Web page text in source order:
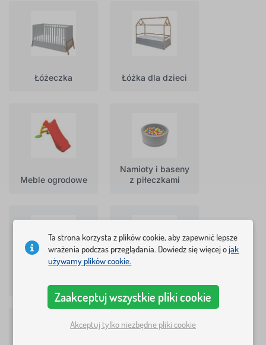
Łóżeczka Łóżka dla dzieci
Meble ogrodowe
Namioty i baseny
z piłeczkami
Ta strona korzysta z plików cookie, aby zapewnić lepsze
wrażenia podczas przeglądania. Dowiedz się więcej ojak
używamy plików cookie.
Zaakceptuj wszystkie pliki cookie
Akceptuj tylko niezbędne pliki cookie